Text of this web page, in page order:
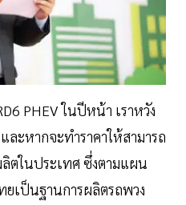
PHEV ในปีหน้า เราหวัง
ละหากจะทำราคาให้สามารถ
ลิตในประเทศ ซึ่งตามแผน
ยเป็นฐานการผลิตรถพวง